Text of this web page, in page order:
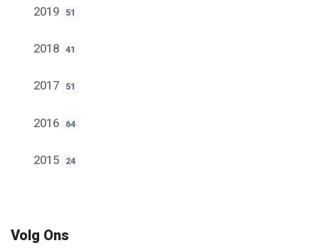
2019 51
2018 41
2017 51
2016 64
2015 24
Volg Ons